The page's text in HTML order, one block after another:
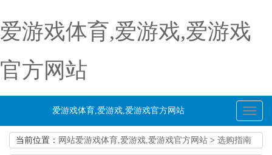
爱游戏体育,爱游戏,爱游戏
官方网站
Toggle
爱游戏体育,爱游戏,爱游戏官方网站
当前位置： 网站爱游戏体育,爱游戏,爱游戏官方网站 > 选购指南